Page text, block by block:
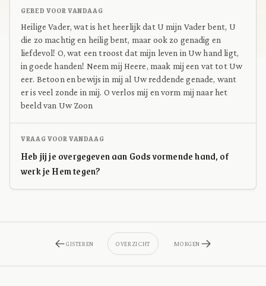
GEBED VOOR VANDAAG
Heilige Vader, wat is het heerlijk dat U mijn Vader bent, U
die zo machtig en heilig bent, maar ook zo genadig en
liefdevol! O, wat een troost dat mijn leven in Uw hand ligt,
in goede handen! Neem mij Heere, maak mij een vat tot Uw
eer. Betoon en bewijs in mij al Uw reddende genade, want
er is veel zonde in mij. O verlos mij en vorm mij naar het
beeld van Uw Zoon
VRAAG VOOR VANDAAG
Heb jij je overgegeven aan Gods vormende hand, of
werk je Hem tegen?
GISTEREN OVERZICHT MORGEN